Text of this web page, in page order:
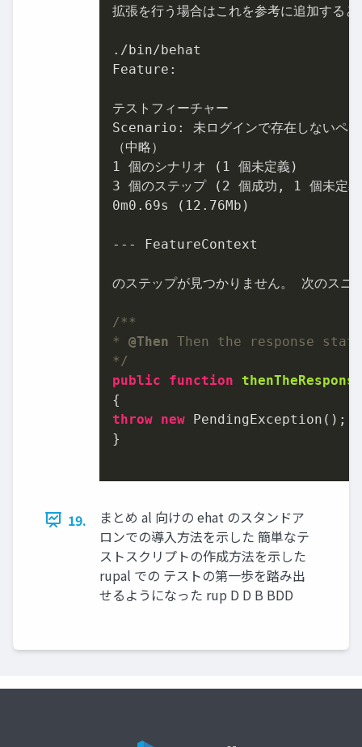
拡張を行う場合はこれを参考に追加すると
./bin/behat
Feature:
テストフィーチャー
Scenario: 未ログインで存在しないペー
1
個のシナリオ ( 1
3 個のステップ ( 2 個成功,
1
0m0. 69s ( 12.76Mb)
--- FeatureContext
のステップが見つかりません。 次のスニ
/**
* @Then Then the response
*/
public
function
throw new PendingException( );
}
19.
まとめ al 向けの ehat のスタンドア
ロンでの導入方法を示した 簡単なテ
ストスクリプトの作成方法を示した
rupal での テストの第一歩を踏み出
せるようになった rup D D B BDD